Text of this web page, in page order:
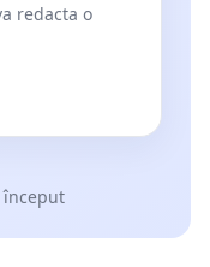
redacta o